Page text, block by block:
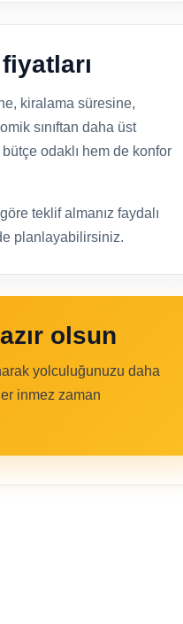
kiralama süresine,
sınıftan daha üst
odaklı hem de konfor
teklif almanız faydalı
planlayabilirsiniz.
olsun
yolculuğunuzu daha
inmez zaman